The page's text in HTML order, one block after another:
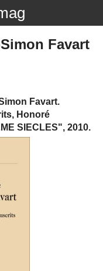
Favart
Favart.
Honoré
SIECLES", 2010.